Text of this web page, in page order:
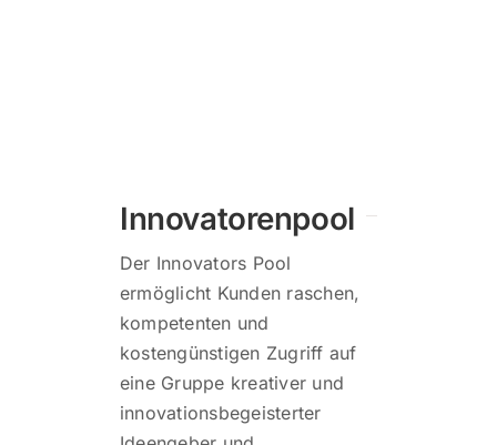
Innovatorenpool
Der Innovators Pool
ermöglicht Kunden raschen,
kompetenten und
kostengünstigen Zugriff auf
eine Gruppe kreativer und
innovationsbegeisterter